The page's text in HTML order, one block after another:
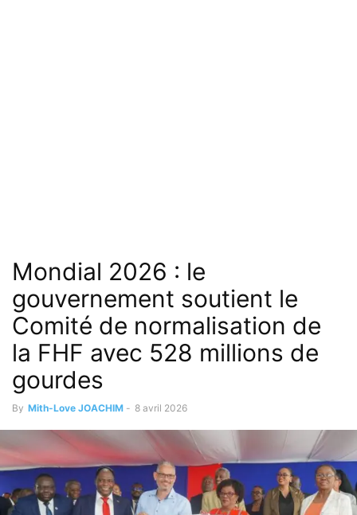
Mondial 2026 : le
gouvernement soutient le
Comité de normalisation de
la FHF avec 528 millions de
gourdes
By Mith-Love JOACHIM - 8 avril 2026